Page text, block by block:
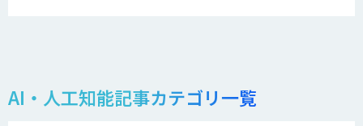
AI・人工知能記事カテゴリ一覧